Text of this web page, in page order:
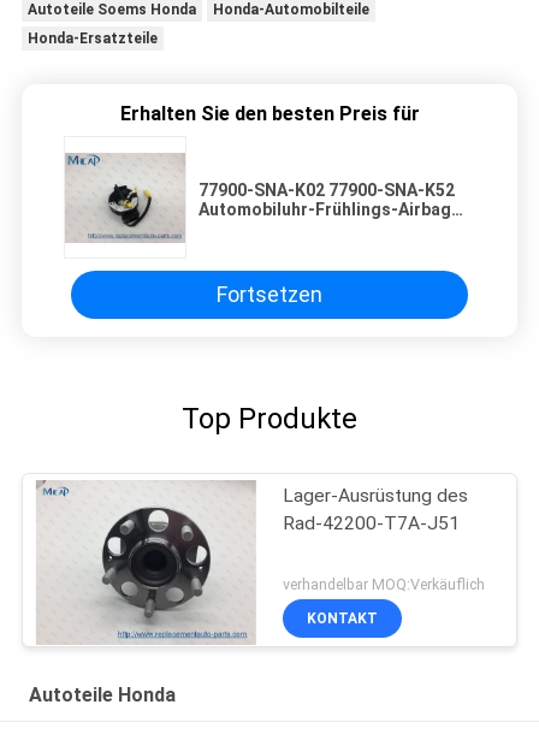
Autoteile Soems Honda
Honda-Automobilteile
Honda-Ersatzteile
Erhalten Sie den besten Preis für
77900-SNA-K02 77900-SNA-K52
Automobiluhr-Frühlings-Airbag
Fortsetzen
Top Produkte
Lager-Ausrüstung des
Rad-42200-T7A-J51
verhandelbar MOQ:Verkäuflich
KONTAKT
Autoteile Honda